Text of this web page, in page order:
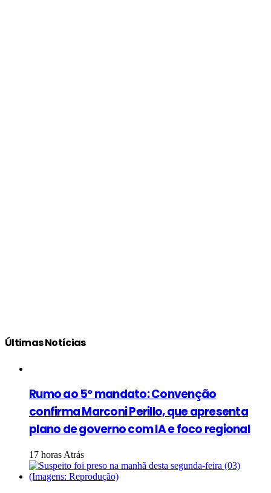
Últimas Notícias
Rumo ao 5º mandato: Convenção
confirma Marconi Perillo, que apresenta
plano de governo com IA e foco regional
17 horas Atrás